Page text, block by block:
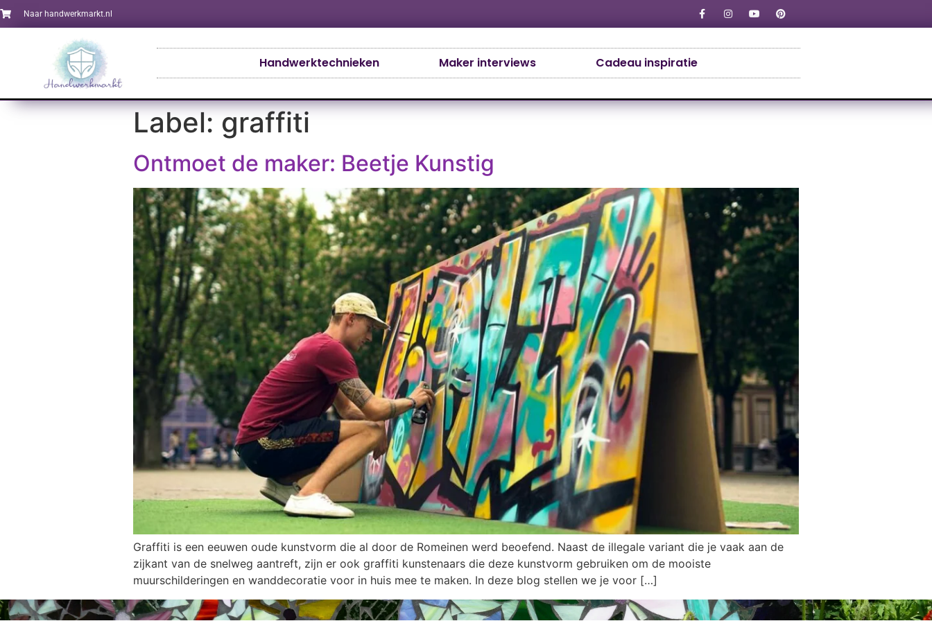
Naar handwerkmarkt.nl
Handwerktechnieken Maker interviews Cadeau inspiratie
Label: graffiti
Ontmoet de maker: Beetje Kunstig
Graffiti is een eeuwen oude kunstvorm die al door de Romeinen werd beoefend. Naast de illegale variant die je vaak aan de
zijkant van de snelweg aantreft, zijn er ook graffiti kunstenaars die deze kunstvorm gebruiken om de mooiste
muurschilderingen en wanddecoratie voor in huis mee te maken. In deze blog stellen we je voor […]